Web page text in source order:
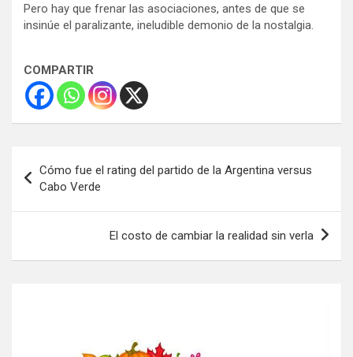
Pero hay que frenar las asociaciones, antes de que se
insinúe el paralizante, ineludible demonio de la nostalgia.
COMPARTIR
de
entradas
Cómo fue el rating del partido de la Argentina versus
Cabo Verde
El costo de cambiar la realidad sin verla